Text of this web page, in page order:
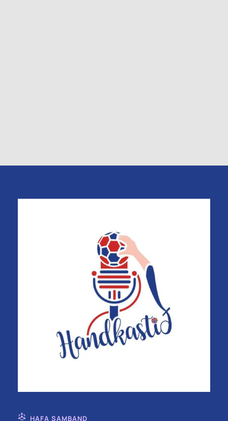
HAFA SAMBAND